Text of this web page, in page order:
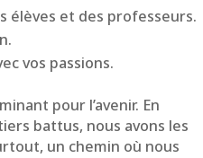
élèves et des professeurs.
vos passions.
pour l’avenir. En
battus, nous avons les
un chemin où nous